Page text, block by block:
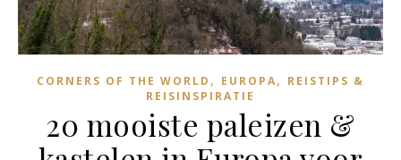
CORNERS OF THE WORLD , EUROPA, REISTIPS &
REISINSPIRATIE
20 mooiste paleizen &